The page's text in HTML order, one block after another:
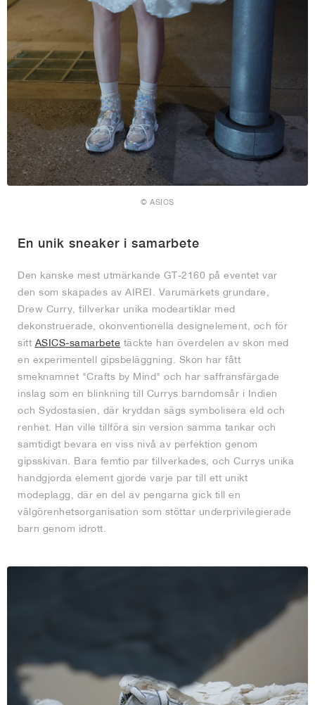
© ASICS
En unik sneaker i samarbete
Den kanske mest utmärkande GT-2160 på eventet var
den som skapades av AIREI. Varumärkets grundare,
Drew Curry, tillverkar unika modeartiklar med
dekonstruerade, okonventionella designelement, och för
sitt ASICS-samarbete täckte han överdelen av skon med
en experimentell gipsbeläggning. Skon har fått
smeknamnet "Crafts by Mind" och har saffransfärgade
inslag som en blinkning till Currys barndomsår i Indien
och Sydostasien, där kryddan sägs symbolisera eld och
renhet. Han ville tillföra sin version samma tankar och
samtidigt bevara en viss nivå av perfektion genom
gipsskivan. Bara femtio par tillverkades, och Currys unika
handgjorda element gjorde varje par till ett unikt
modeplagg, där en del av pengarna gick till en
välgörenhetsorganisation som stöttar underprivilegierade
barn genom idrott.